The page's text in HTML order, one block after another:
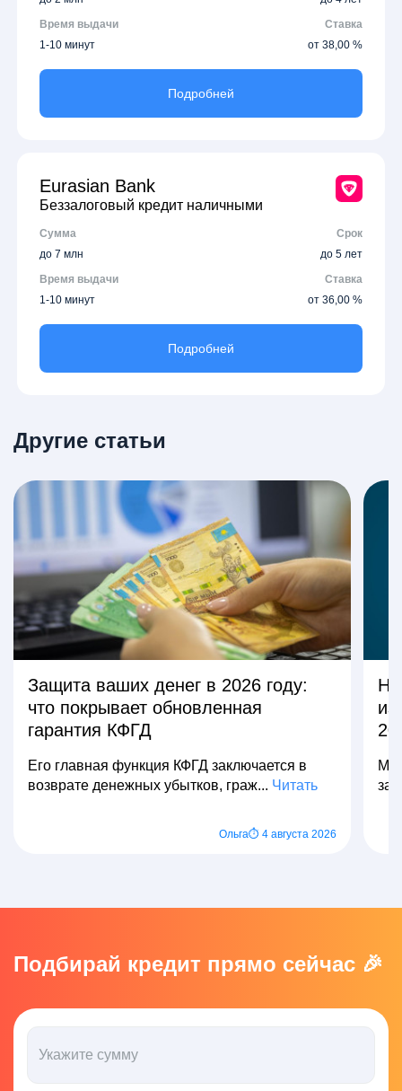
Время выдачи
Ставка
1-10 минут
от 38,00 %
Подробней
Eurasian Bank
Беззалоговый кредит наличными
Сумма
Срок
до 7 млн
до 5 лет
Время выдачи
Ставка
1-10 минут
от 36,00 %
Подробней
Другие статьи
Защита ваших денег в 2026 году:
что покрывает обновленная
гарантия КФГД
Его главная функция КФГД заключается в
возврате денежных убытков, граж... Читать
Ольга⏱ 4 августа 2026
Подбирай кредит прямо сейчас 🎉
Укажите сумму